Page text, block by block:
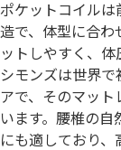
ポケットコイル
造で、体型に合わ
ットしやすく、体
シモンズは世界
アで、そのマッ
います。腰椎の
にも適しており、